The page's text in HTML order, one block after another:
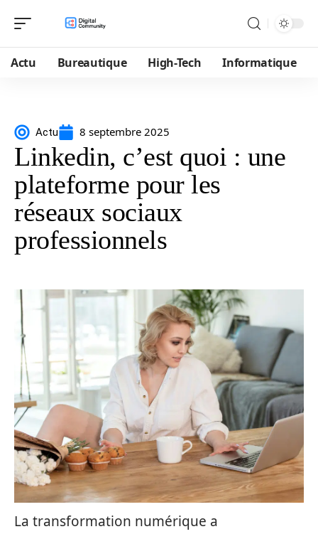
Actu Bureautique High-Tech Informatique
Actu 8 septembre 2025
Linkedin, c’est quoi : une
plateforme pour les
réseaux sociaux
professionnels
La transformation numérique a